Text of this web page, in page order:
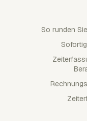
So runden